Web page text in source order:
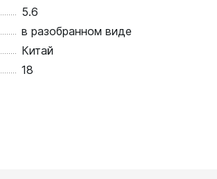
5.6
в разобранном виде
Китай
18